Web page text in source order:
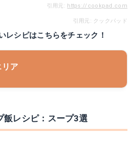
引用元: https://cookpad.com
引用元: クックパッド
レシピはこちらをチェック！
リア
飯レシピ：スープ3選